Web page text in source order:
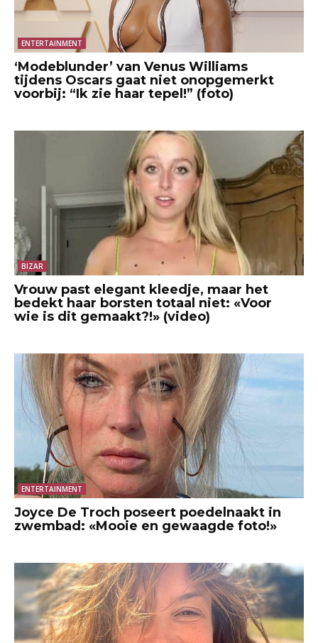
ENTERTAINMENT
‘Modeblunder’ van Venus Williams
tijdens Oscars gaat niet onopgemerkt
voorbij: “Ik zie haar tepel!” (foto)
BIZAR
Vrouw past elegant kleedje, maar het
bedekt haar borsten totaal niet: «Voor
wie is dit gemaakt?!» (video)
ENTERTAINMENT
Joyce De Troch poseert poedelnaakt in
zwembad: «Mooie en gewaagde foto!»